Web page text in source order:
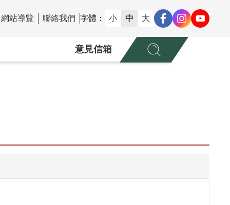
網站導覽 聯絡我們 字體： 小 中 大
意見信箱